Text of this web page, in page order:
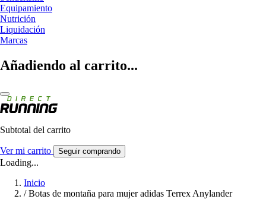
Equipamiento
Nutrición
Liquidación
Marcas
Añadiendo al carrito...
Subtotal del carrito
Ver mi carrito Seguir comprando
Loading...
Inicio
/ Botas de montaña para mujer adidas Terrex Anylander